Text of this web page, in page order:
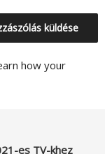
how your
es TV-khez